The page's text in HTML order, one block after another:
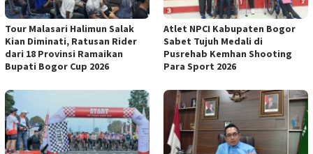
Tour Malasari Halimun Salak
Kian Diminati, Ratusan Rider
dari 18 Provinsi Ramaikan
Bupati Bogor Cup 2026
Atlet NPCI Kabupaten Bogor
Sabet Tujuh Medali di
Pusrehab Kemhan Shooting
Para Sport 2026